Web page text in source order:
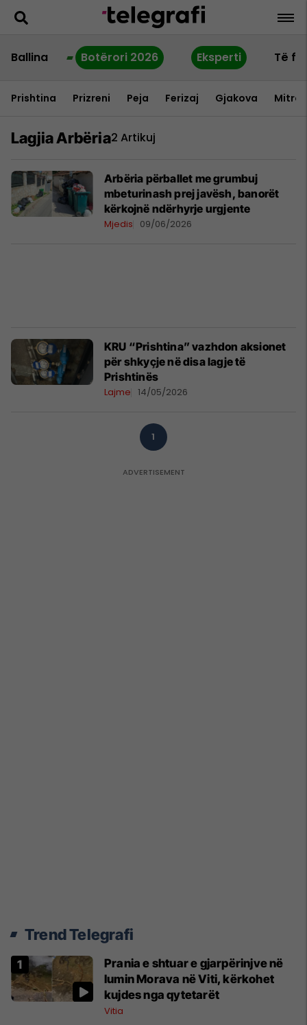
Ballina Botërori 2026 Eksperti Të
Prishtina Prizreni Peja Ferizaj Gjakova
Lagjia Arbëria2 Artikuj
Arbëria përballet me grumbuj
mbeturinash prej javësh, banorët
kërkojnë ndërhyrje urgjente
Mjedis 09/06/2026
KRU “Prishtina” vazhdon aksionet
për shkyçje në disa lagje të
Prishtinës
Lajme 14/05/2026
1
Trend Telegrafi
Prania e shtuar e gjarpërinjve në
lumin Morava në Viti, kërkohet
kujdes nga qytetarët
Vitia